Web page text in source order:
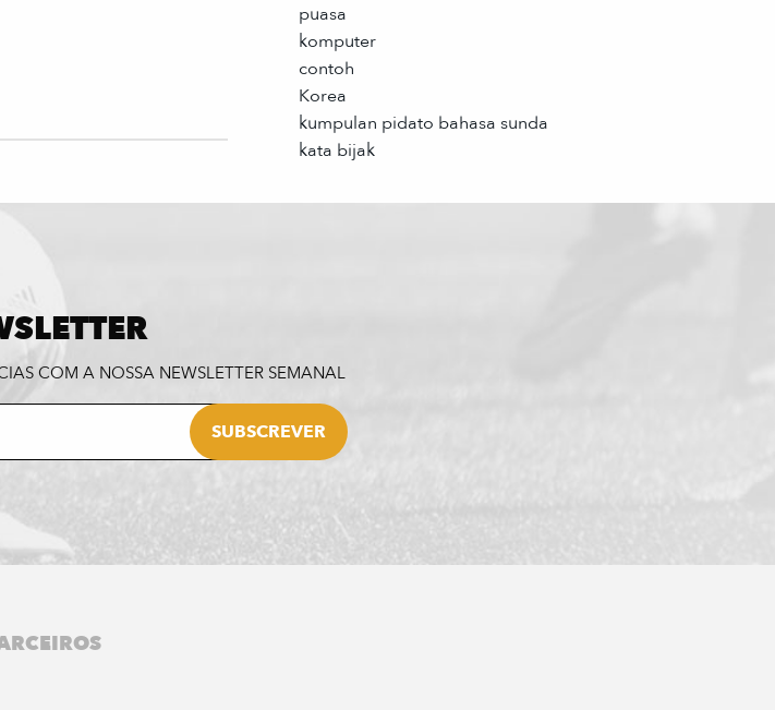
puasa
komputer
contoh
Korea
kumpulan pidato bahasa sunda
kata bijak
COM A NOSSA NEWSLETTER SEMANAL